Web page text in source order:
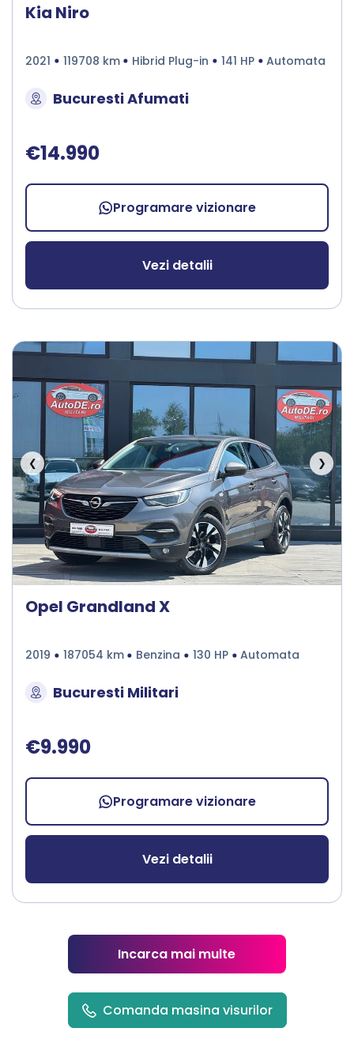
Kia Niro
2021 119708 km Hibrid Plug-in 141 HP Automata
Bucuresti Afumati
€14.990
Programare vizionare
Vezi detalii
❮ ❯
Opel Grandland X
2019 187054 km Benzina 130 HP Automata
Bucuresti Militari
€9.990
Programare vizionare
Vezi detalii
Incarca mai multe
Comanda masina visurilor